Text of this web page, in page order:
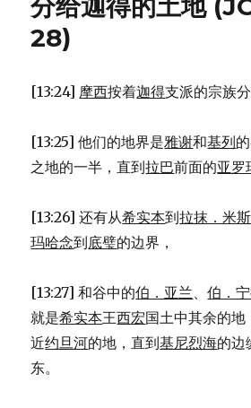
到
33:1-
49)
分给迦得的土地
28)
[13:24] 摩西按着迦得支派的宗族
[13:25] 他们的地界是雅谢和基列
之地的一半，直到拉巴前面的亚罗
[13:26] 还有从希实本到拉抹．米
玛哈念到底璧的边界，
[13:27] 和谷中的伯．亚兰、伯．
就是希实本王西宏国土中其余的地
近约旦河的地，直到基尼烈海的边
东。